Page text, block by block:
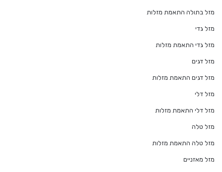
מזל בתולה התאמת מזלות
מזל גדי
מזל גדי התאמת מזלות
מזל דגים
מזל דגים התאמת מזלות
מזל דלי
מזל דלי התאמת מזלות
מזל טלה
מזל טלה התאמת מזלות
מזל מאזניים